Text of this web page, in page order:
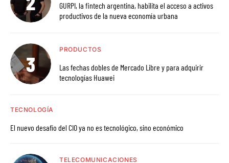
GURPI, la fintech argentina, habilita el acceso a activos
productivos de la nueva economía urbana
PRODUCTOS
Las fechas dobles de Mercado Libre y para adquirir
tecnologías Huawei
TECNOLOGÍA
El nuevo desafío del CIO ya no es tecnológico, sino económico
TELECOMUNICACIONES